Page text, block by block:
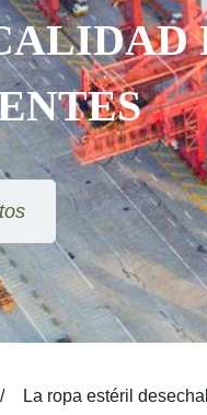
La ropa estéril